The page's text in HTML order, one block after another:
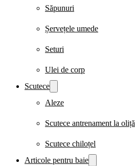
Săpunuri
Șervețele umede
Seturi
Ulei de corp
Scutece
Aleze
Scutece antrenament la oliță
Scutece chiloțel
Articole pentru baie